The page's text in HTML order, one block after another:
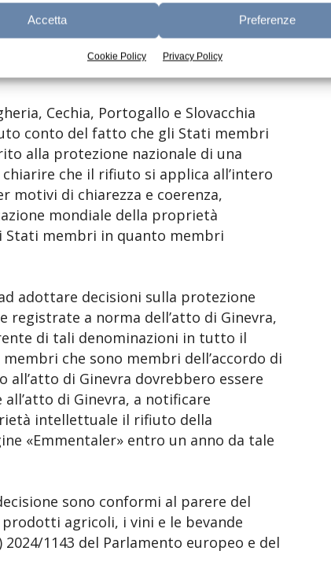
Accetta Preferenze
Cookie Policy Privacy Policy
iscritto come denominazione di
dovrebbe pertanto essere rifiutata
Cechia, Portogallo e Slovacchia
conto del fatto che gli Stati membri
alla protezione nazionale di una
che il rifiuto si applica all’intero
motivi di chiarezza e coerenza,
mondiale della proprietà
Stati membri in quanto membri
adottare decisioni sulla protezione
registrate a norma dell’atto di Ginevra,
di tali denominazioni in tutto il
che sono membri dell’accordo di
all’atto di Ginevra dovrebbero essere
di Ginevra, a notificare
intellettuale il rifiuto della
«Emmentaler» entro un anno da tale
sono conformi al parere del
agricoli, i vini e le bevande
1143 del Parlamento europeo e del